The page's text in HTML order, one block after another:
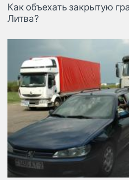
Как объехать закрытую
Литва?